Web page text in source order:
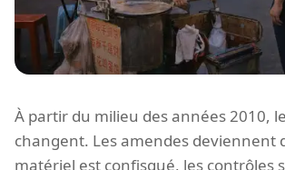
À partir du milieu des années 2010,
changent. Les amendes deviennent
matériel est confisqué, les contrôles